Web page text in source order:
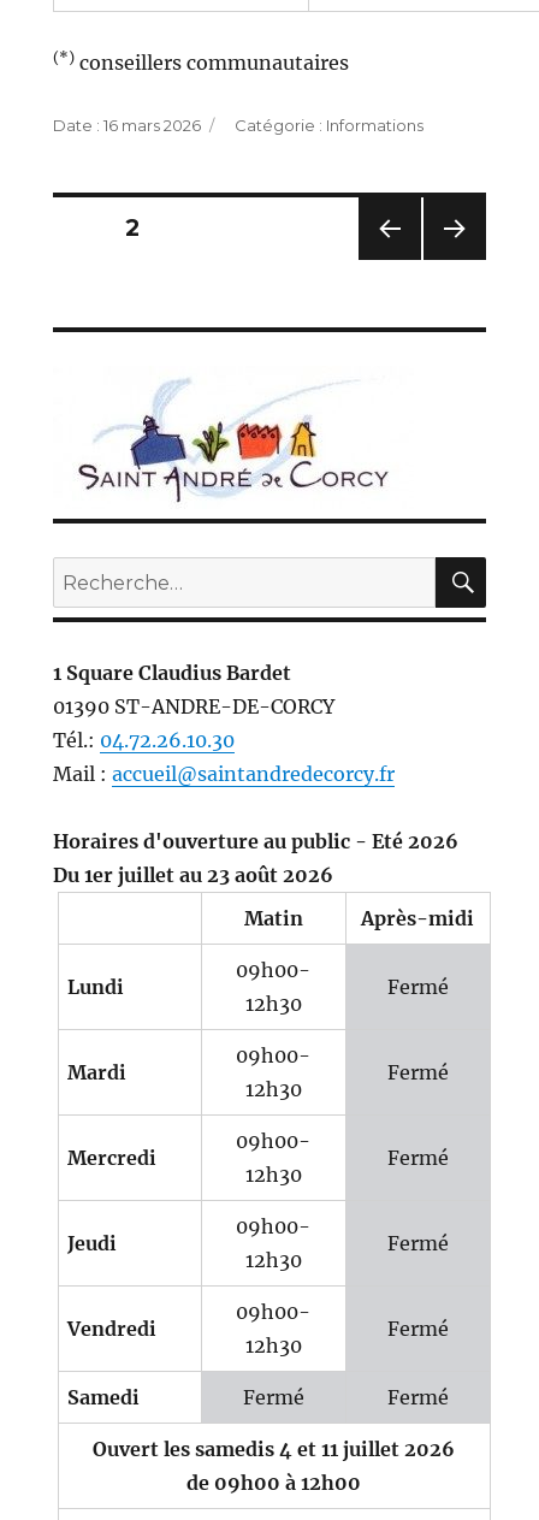
(*)conseillers communautaires
Publié
16 mars 2026 Catégories
Informations
Pagination
publications
ÉDE
PAGE2
ANT
Recherche
pour :
1 Square Claudius Bardet
01390 ST-ANDRE-DE-CORCY
Tél.: 04.72.26.10.30
Mail : accueil@saintandredecorcy.fr
Horaires d'ouverture au public - Eté 2026
Du 1er juillet au 23 août 2026
Matin
Après-midi
Lundi
09h00-
12h30
Fermé
Mardi
09h00-
12h30
Fermé
Mercredi
09h00-
12h30
Fermé
Jeudi
09h00-
12h30
Fermé
Vendredi
09h00-
12h30
Fermé
Samedi Fermé Fermé
Ouvert les samedis 4 et 11 juillet 2026
de 09h00 à 12h00